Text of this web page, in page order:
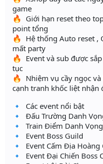
game
🔥 Giới hạn reset theo
point tổng
🔥 Hệ thống Auto reset ,
mất party
🔥 Event và sub được
tục
🔥 Nhiệm vụ cầy ngọc và
cạnh tranh khốc liệt nhận
🔹 Các event nổi bật
🔹 Đấu Trường Danh
🔹 Train Điểm Danh Vọng
🔹 Event Boss Guild
🔹 Event Cấm Địa Hoàng
🔹 Event Đại Chiến Boss